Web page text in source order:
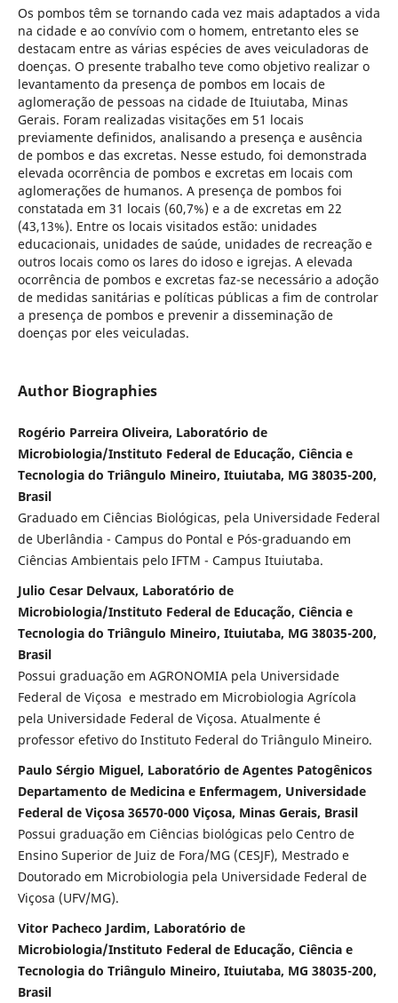
Os pombos têm se tornando cada vez mais adaptados a vida
na cidade e ao convívio com o homem, entretanto eles se
destacam entre as várias espécies de aves veiculadoras de
doenças. O presente trabalho teve como objetivo realizar o
levantamento da presença de pombos em locais de
aglomeração de pessoas na cidade de Ituiutaba, Minas
Gerais. Foram realizadas visitações em 51 locais
previamente definidos, analisando a presença e ausência
de pombos e das excretas. Nesse estudo, foi demonstrada
elevada ocorrência de pombos e excretas em locais com
aglomerações de humanos. A presença de pombos foi
constatada em 31 locais (60,7%) e a de excretas em 22
(43,13%). Entre os locais visitados estão: unidades
educacionais, unidades de saúde, unidades de recreação e
outros locais como os lares do idoso e igrejas. A elevada
ocorrência de pombos e excretas faz-se necessário a adoção
de medidas sanitárias e políticas públicas a fim de controlar
a presença de pombos e prevenir a disseminação de
doenças por eles veiculadas.
Author Biographies
Rogério Parreira Oliveira, Laboratório de
Microbiologia/Instituto Federal de Educação, Ciência e
Tecnologia do Triângulo Mineiro, Ituiutaba, MG 38035-200,
Brasil
Graduado em Ciências Biológicas, pela Universidade Federal
de Uberlândia - Campus do Pontal e Pós-graduando em
Ciências Ambientais pelo IFTM - Campus Ituiutaba.
Julio Cesar Delvaux, Laboratório de
Microbiologia/Instituto Federal de Educação, Ciência e
Tecnologia do Triângulo Mineiro, Ituiutaba, MG 38035-200,
Brasil
Possui graduação em AGRONOMIA pela Universidade
Federal de Viçosa e mestrado em Microbiologia Agrícola
pela Universidade Federal de Viçosa. Atualmente é
professor efetivo do Instituto Federal do Triângulo Mineiro.
Paulo Sérgio Miguel, Laboratório de Agentes Patogênicos
Departamento de Medicina e Enfermagem, Universidade
Federal de Viçosa 36570-000 Viçosa, Minas Gerais, Brasil
Possui graduação em Ciências biológicas pelo Centro de
Ensino Superior de Juiz de Fora/MG (CESJF), Mestrado e
Doutorado em Microbiologia pela Universidade Federal de
Viçosa (UFV/MG).
Vitor Pacheco Jardim, Laboratório de
Microbiologia/Instituto Federal de Educação, Ciência e
Tecnologia do Triângulo Mineiro, Ituiutaba, MG 38035-200,
Brasil